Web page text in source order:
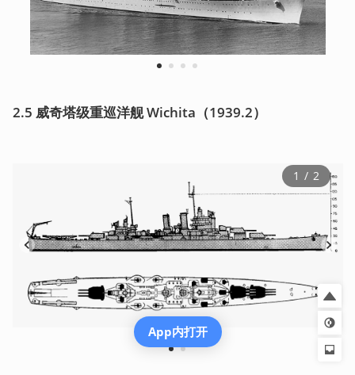
1 2 3 4
2.5 威奇塔级重巡洋舰 Wichita（1939.2）
1 2
1 / 2
App内打开